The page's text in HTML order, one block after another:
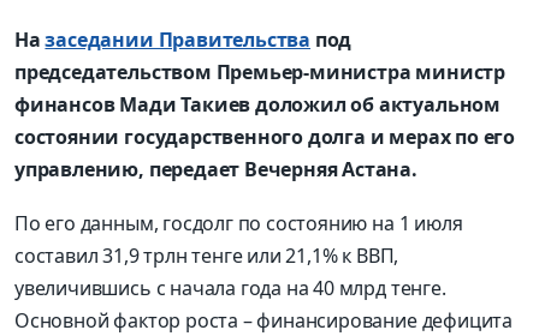
Назаседании Правительства под
председательством Премьер-министра министр
финансов Мади Такиев доложил об актуальном
состоянии государственного долга и мерах по его
управлению, передает Вечерняя Астана.
По его данным, госдолг по состоянию на 1 июля
составил 31,9 трлн тенге или 21,1% к ВВП,
увеличившись с начала года на 40 млрд тенге.
Основной фактор роста – финансирование дефицита